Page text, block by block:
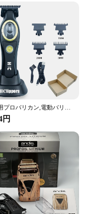
engineered
a variety of
professional
Trimmer is a
care industry.
detailed work
and mustaches.
with the
options,
and home
comfort
fatigue and
experience.
男性用プロバリカン,電動バリカン,dlcコーティングブレード付きバリカン,ヘアスタイリング,Hc231s
円